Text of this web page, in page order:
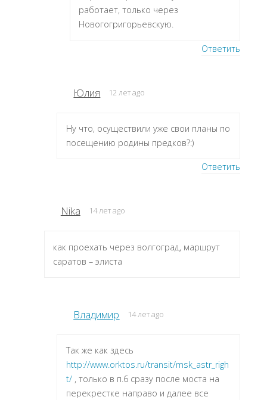
работает, только через
Новогогригорьевскую.
Ответить
Юлия 12 лет ago
Ну что, осуществили уже свои планы по
посещению родины предков?:)
Ответить
Nika 14 лет ago
как проехать через волгоград, маршрут
саратов – элиста
Владимир 14 лет ago
Так же как здесь
http://www.orktos.ru/transit/msk_astr_righ
t/, только в п.6 сразу после моста на
перекрестке направо и далее все